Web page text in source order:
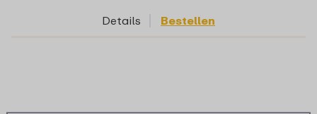
Details Bestellen